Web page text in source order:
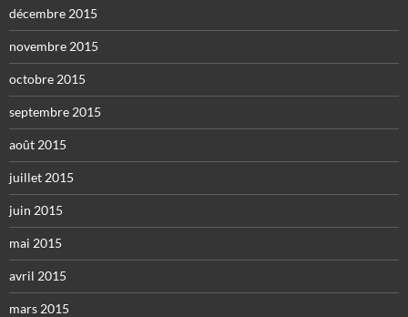
décembre 2015
novembre 2015
octobre 2015
septembre 2015
août 2015
juillet 2015
juin 2015
mai 2015
avril 2015
mars 2015